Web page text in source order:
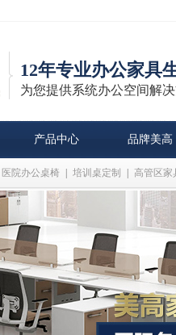
12年专业办公家具
为您提供系统办公空间解
产品中心 品牌美高
医院办公桌椅 培训桌定制 高管区家